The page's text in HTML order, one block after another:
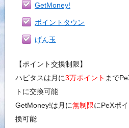
GetMoney!
ポイントタウン
げん玉
【ポイント交換制限】
ハピタスは月に3万ポイント まで
トに交換可能
GetMoney!は月に無制限にPeXポ
換可能